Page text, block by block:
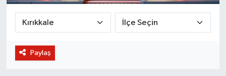
Paylaş
BİLİM VE TEKNOLOJİ